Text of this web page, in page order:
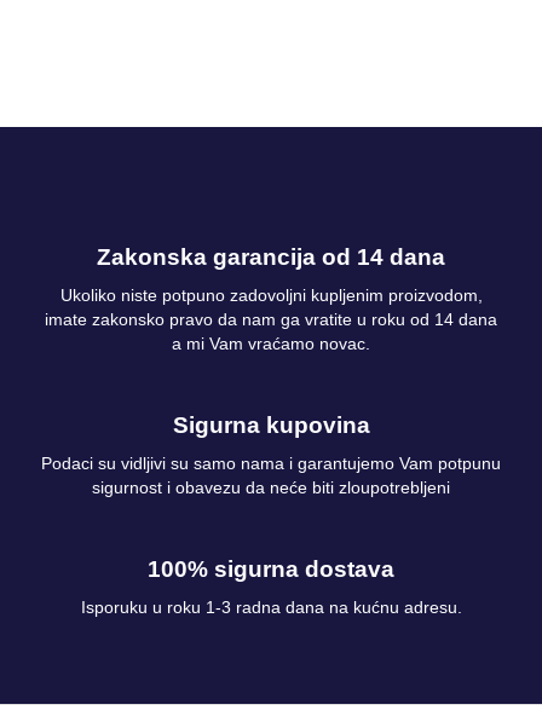
Zakonska garancija od 14 dana
Ukoliko niste potpuno zadovoljni kupljenim proizvodom,
imate zakonsko pravo da nam ga vratite u roku od 14 dana
a mi Vam vraćamo novac.
Sigurna kupovina
Podaci su vidljivi su samo nama i garantujemo Vam potpunu
sigurnost i obavezu da neće biti zloupotrebljeni
100% sigurna dostava
Isporuku u roku 1-3 radna dana na kućnu adresu.